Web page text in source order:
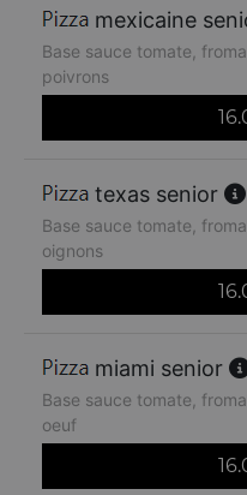
mexicaine
Base sauce tomate,
poivrons
texas senior
Base sauce tomate,
oignons
miami senior
Base sauce tomate,
oeuf